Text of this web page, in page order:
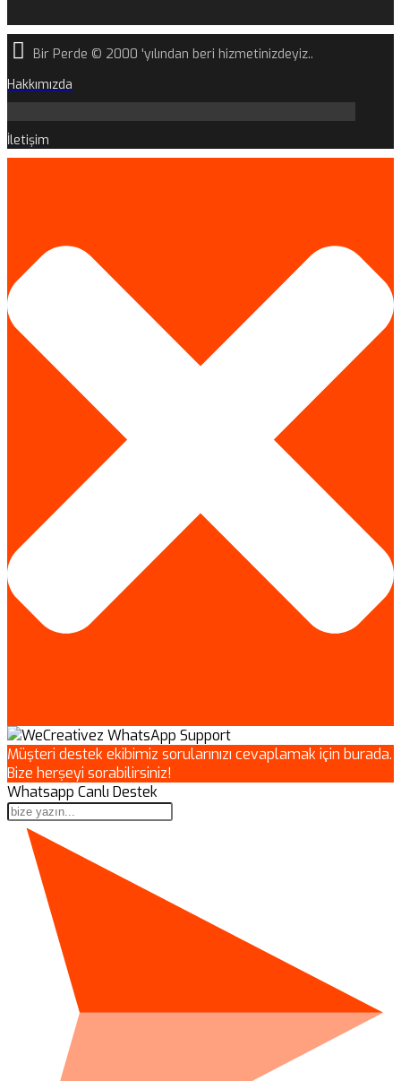
Bir Perde © 2000 'yılından beri hizmetinizdeyiz..
Hakkımızda
İletişim
Müşteri destek ekibimiz sorularınızı cevaplamak için burada.
Bize herşeyi sorabilirsiniz!
Whatsapp Canlı Destek